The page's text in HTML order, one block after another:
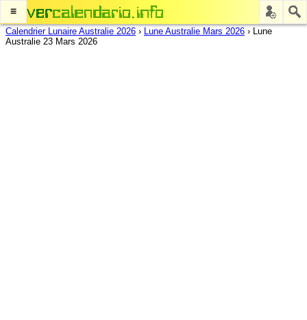
≡
Calendrier Lunaire Australie 2026 › Lune Australie Mars 2026 › Lune
Australie 23 Mars 2026